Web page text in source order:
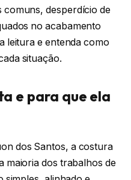
comuns, desperdício de
no acabamento
leitura e entenda como
situação.
e para que ela
dos Santos, a costura
maioria dos trabalhos de